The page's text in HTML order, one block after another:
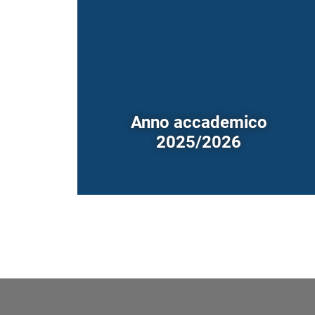
Anno accademico
2025/2026